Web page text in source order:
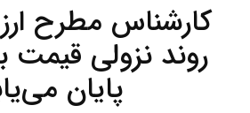
کارشناس مطرح
روند نزولی
پایان